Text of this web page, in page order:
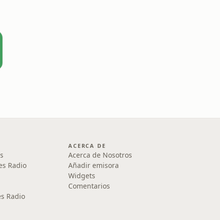
Radio
Radio
ACERCA DE
Acerca de Nosotros
Añadir emisora
Widgets
Comentarios